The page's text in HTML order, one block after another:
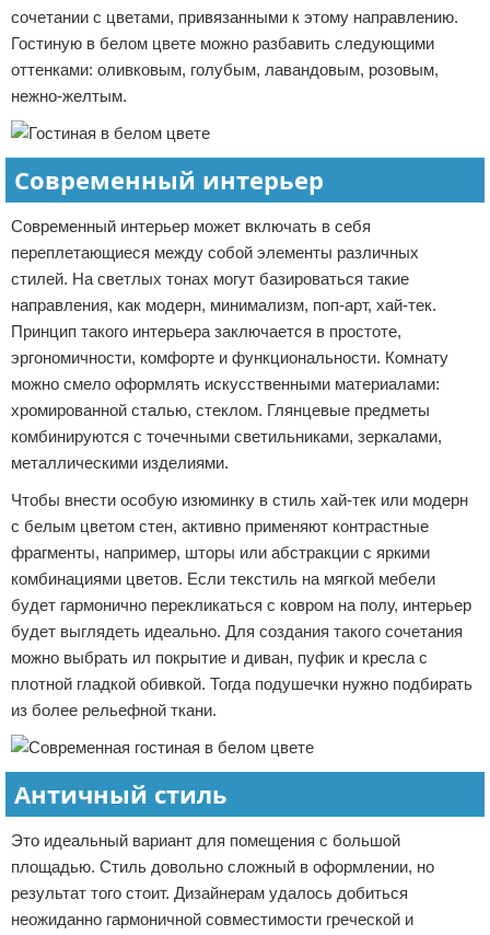
сочетании с цветами, привязанными к этому направлению.
Гостиную в белом цвете можно разбавить следующими
оттенками: оливковым, голубым, лавандовым, розовым,
нежно-желтым.
Современный интерьер
Современный интерьер может включать в себя
переплетающиеся между собой элементы различных
стилей. На светлых тонах могут базироваться такие
направления, как модерн, минимализм, поп-арт, хай-тек.
Принцип такого интерьера заключается в простоте,
эргономичности, комфорте и функциональности. Комнату
можно смело оформлять искусственными материалами:
хромированной сталью, стеклом. Глянцевые предметы
комбинируются с точечными светильниками, зеркалами,
металлическими изделиями.
Чтобы внести особую изюминку в стиль хай-тек или модерн
с белым цветом стен, активно применяют контрастные
фрагменты, например, шторы или абстракции с яркими
комбинациями цветов. Если текстиль на мягкой мебели
будет гармонично перекликаться с ковром на полу, интерьер
будет выглядеть идеально. Для создания такого сочетания
можно выбрать ил покрытие и диван, пуфик и кресла с
плотной гладкой обивкой. Тогда подушечки нужно подбирать
из более рельефной ткани.
Античный стиль
Это идеальный вариант для помещения с большой
площадью. Стиль довольно сложный в оформлении, но
результат того стоит. Дизайнерам удалось добиться
неожиданно гармоничной совместимости греческой и